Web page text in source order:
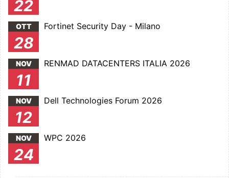
22
OTT
28
Fortinet Security Day - Milano
NOV
11
RENMAD DATACENTERS ITALIA 2026
NOV
12
Dell Technologies Forum 2026
NOV
24
WPC 2026